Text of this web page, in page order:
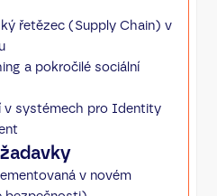
řetězec (Supply Chain) v
a pokročilé sociální
v systémech pro Identity
v novém